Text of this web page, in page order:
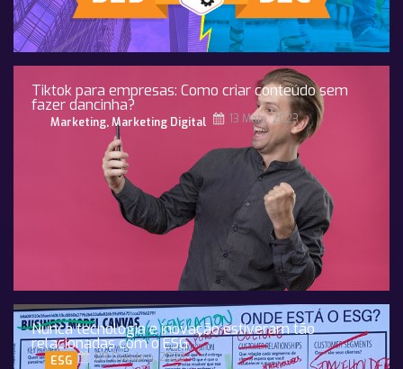
Tiktok para empresas: Como criar conteúdo sem
fazer dancinha?
Marketing,Marketing Digital 13 Maio, 2023
Nunca tecnologia e inovação estiveram tão
relacionadas com o ESG
ESG 09 Outubro, 2023